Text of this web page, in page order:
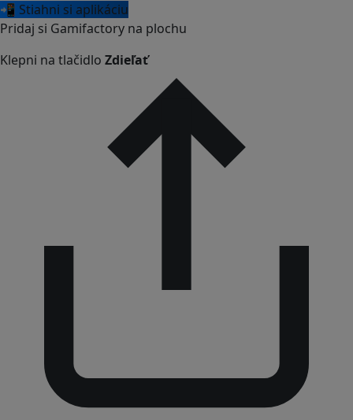
📲 Stiahni si aplikáciu
Pridaj si Gamifactory na plochu
Klepni na tlačidlo Zdieľať